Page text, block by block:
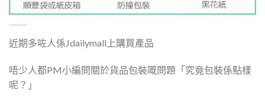
近期多咗人係Jdailymall上購買產品
唔少人都PM小編問關於貨品包裝嘅問題「究竟包裝係點樣
呢？」